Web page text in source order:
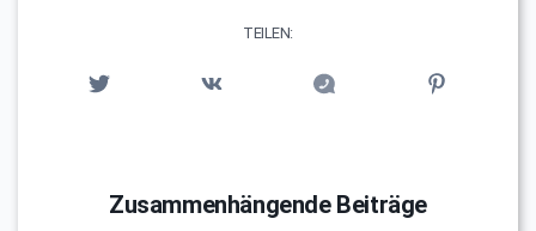
TEILEN:
Zusammenhängende Beiträge